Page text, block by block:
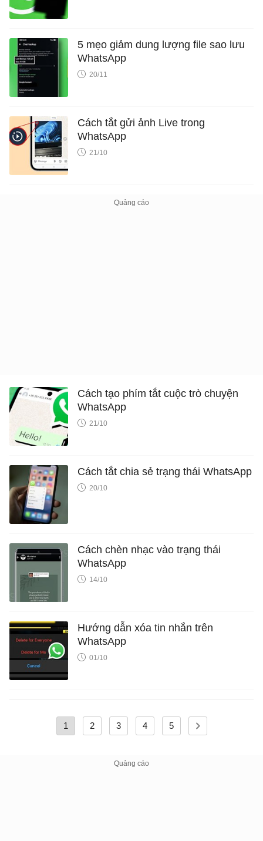
5 mẹo giảm dung lượng file sao lưu
WhatsApp
20/11
Cách tắt gửi ảnh Live trong
WhatsApp
21/10
Cách tạo phím tắt cuộc trò chuyện
WhatsApp
21/10
Cách tắt chia sẻ trạng thái WhatsApp
20/10
Cách chèn nhạc vào trạng thái
WhatsApp
14/10
Hướng dẫn xóa tin nhắn trên
WhatsApp
01/10
1 2 3 4 5